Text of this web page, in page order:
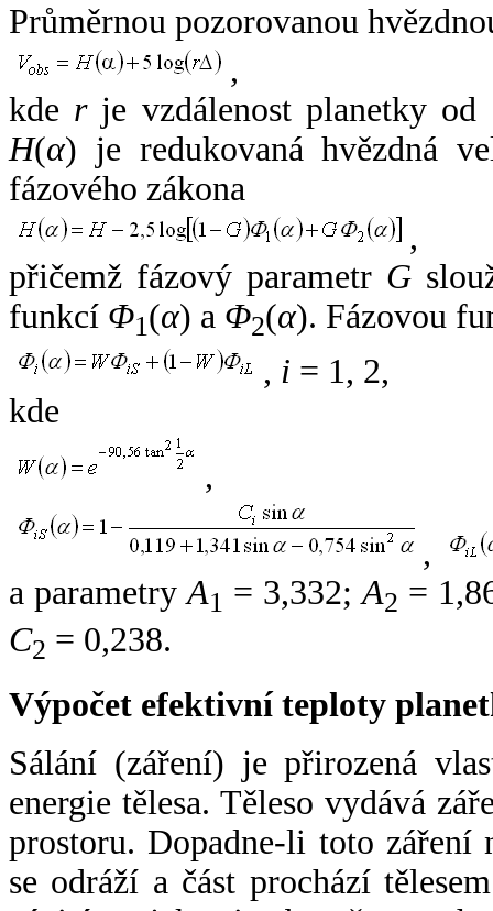
Průměrnou pozorovanou
,
kde rje vzdálenost planetky od
H(α) je redukovaná hvězdná
fázového zákona
,
přičemž fázový parametr G
funkcí Φ1(α) a Φ2(α). Fázovou
, i = 1, 2,
kde
,
,
a parametryA1 = 3,332;A2 =
C2 = 0,238.
Výpočet efektivní teploty
Sálání (záření) je přirozená
energie tělesa. Těleso vydává
prostoru. Dopadne-li toto záření
se odráží a část prochází